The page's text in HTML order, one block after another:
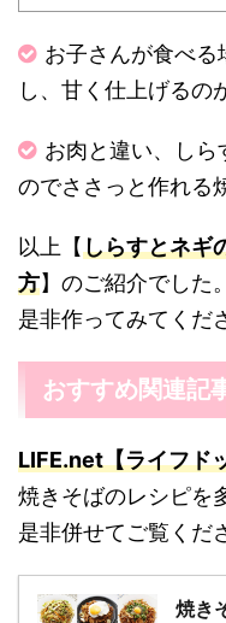
お子さんが食べる
し、甘く仕上げるの
お肉と違い、しら
のでささっと作れる
以上【しらすとネギ
方】のご紹介でした。
是非作ってみてくだ
おすすめ関連記
LIFE.net【ライフド
焼きそばのレシピを
是非併せてご覧くだ
焼き